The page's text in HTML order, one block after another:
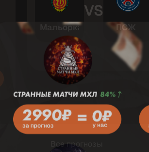
Мальорка
VS
ПСЖ
Все прогнозы